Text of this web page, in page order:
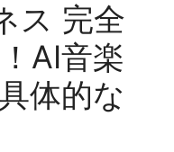
ス 完全
AI音楽
体的な